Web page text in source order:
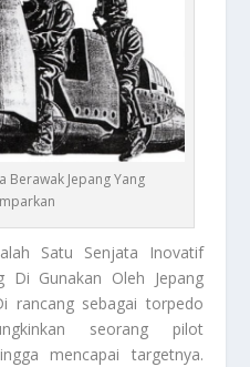
Berawak Jepang Yang
Satu Senjata Inovatif
Di Gunakan Oleh Jepang
rancang sebagai torpedo
seorang pilot
mencapai targetnya.